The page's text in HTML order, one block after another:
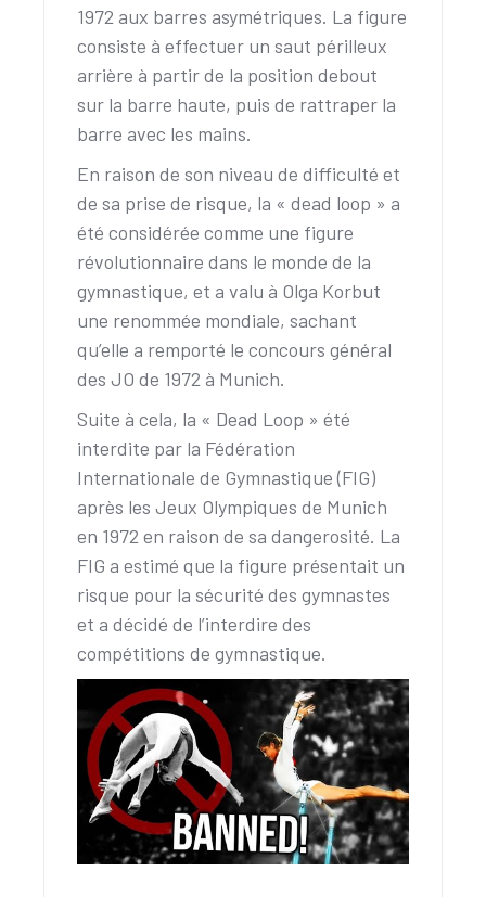
1972 aux barres asymétriques. La figure
consiste à effectuer un saut périlleux
arrière à partir de la position debout
sur la barre haute, puis de rattraper la
barre avec les mains.
En raison de son niveau de difficulté et
de sa prise de risque, la « dead loop » a
été considérée comme une figure
révolutionnaire dans le monde de la
gymnastique, et a valu à Olga Korbut
une renommée mondiale, sachant
qu’elle a remporté le concours général
des JO de 1972 à Munich.
Suite à cela, la « Dead Loop » été
interdite par la Fédération
Internationale de Gymnastique (FIG)
après les Jeux Olympiques de Munich
en 1972 en raison de sa dangerosité. La
FIG a estimé que la figure présentait un
risque pour la sécurité des gymnastes
et a décidé de l’interdire des
compétitions de gymnastique.